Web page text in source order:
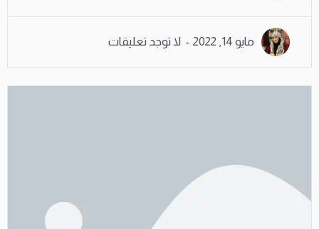
مايو 14, 2022 لا توجد تعليقات